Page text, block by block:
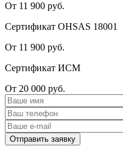
От 11 900 руб.
Сертификат OHSAS 18001
От 11 900 руб.
Сертификат ИСМ
От 20 000 руб.